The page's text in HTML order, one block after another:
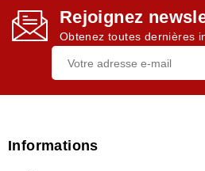
Rejoignez
Obtenez toutes dernières
Informations